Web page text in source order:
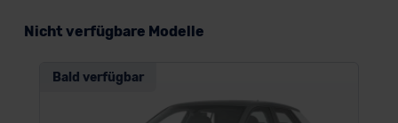
Nicht verfügbare Modelle
Bald verfügbar